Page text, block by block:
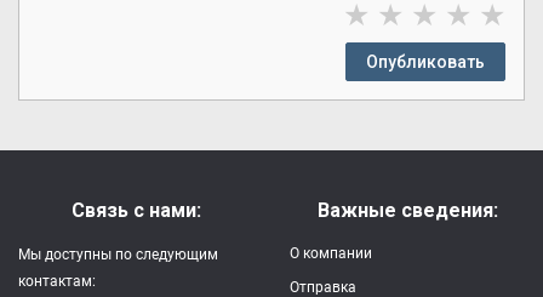
★ ★ ★ ★ ★
Опубликовать
Связь с нами:
Мы доступны по следующим
контактам:
Важные сведения:
О компании
Отправка